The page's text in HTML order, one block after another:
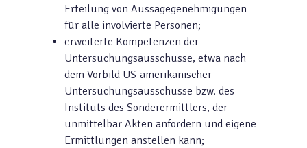
Erteilung von Aussagegenehmigungen
für alle involvierte Personen;
erweiterte Kompetenzen der
Untersuchungsausschüsse, etwa nach
dem Vorbild US-amerikanischer
Untersuchungsausschüsse bzw. des
Instituts des Sonderermittlers, der
unmittelbar Akten anfordern und eigene
Ermittlungen anstellen kann;